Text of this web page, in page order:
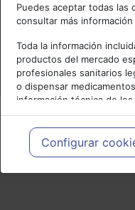
Puedes aceptar todas las
consultar más
Toda la información
productos del mercado
profesionales sanitarios
o dispensar
información técnica de
meramente informativo,
profesionales facultados
cada caso concreto, el
necesidades del paciente.
Configurar